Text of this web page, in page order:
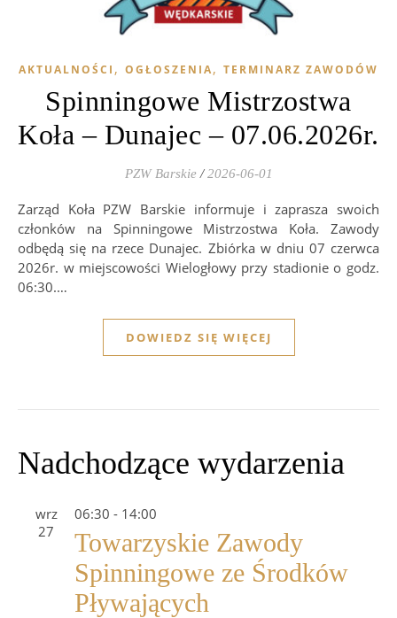
AKTUALNOŚCI , OGŁOSZENIA, TERMINARZ ZAWODÓW
Spinningowe Mistrzostwa
Koła – Dunajec – 07.06.2026r.
PZW Barskie / 2026-06-01
Zarząd Koła PZW Barskie informuje i zaprasza swoich
członków na Spinningowe Mistrzostwa Koła. Zawody
odbędą się na rzece Dunajec. Zbiórka w dniu 07 czerwca
2026r. w miejscowości Wielogłowy przy stadionie o godz.
06:30.…
DOWIEDZ SIĘ WIĘCEJ
Nadchodzące wydarzenia
wrz
27
06:30 - 14:00
Towarzyskie Zawody
Spinningowe ze Środków
Pływających